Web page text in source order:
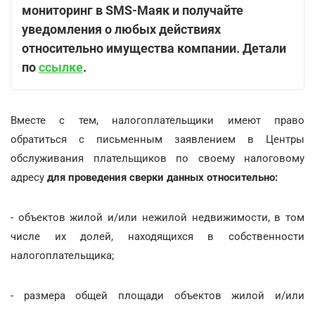
мониторинг в SMS-Маяк и получайте
уведомления о любых действиях
относительно имущества компании. Детали
поссылке.
Вместе с тем, налогоплательщики имеют право
обратиться с письменным заявлением в Центры
обслуживания плательщиков по своему налоговому
адресу для проведения сверки данных относительно:
- объектов жилой и/или нежилой недвижимости, в том
числе их долей, находящихся в собственности
налогоплательщика;
- размера общей площади объектов жилой и/или